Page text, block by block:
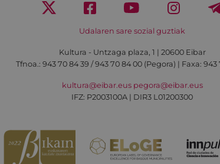
Udalaren sare sozial guztiak
Kultura - Untzaga plaza, 1 | 20600 Eibar
Tfnoa.: 943 70 84 39 / 943 70 84 00 (Pegora) | Faxa: 943
kultura@eibar.eus pegora@eibar.eus
IFZ: P2003100A | DIR3 L01200300